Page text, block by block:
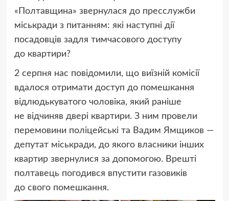
«Полтавщина» звернулася до пресслужби
міськради з питанням: які наступні дії
посадовців задля тимчасового доступу
до квартири?
2 серпня нас повідомили, що виїзній комісії
вдалося отримати доступ до помешкання
відлюдькуватого чоловіка, який раніше
не відчиняв двері квартири. З ним провели
перемовини поліцейські та Вадим Ямщиков —
депутат міськради, до якого власники інших
квартир звернулися за допомогою. Врешті
полтавець погодився впустити газовиків
до свого помешкання.